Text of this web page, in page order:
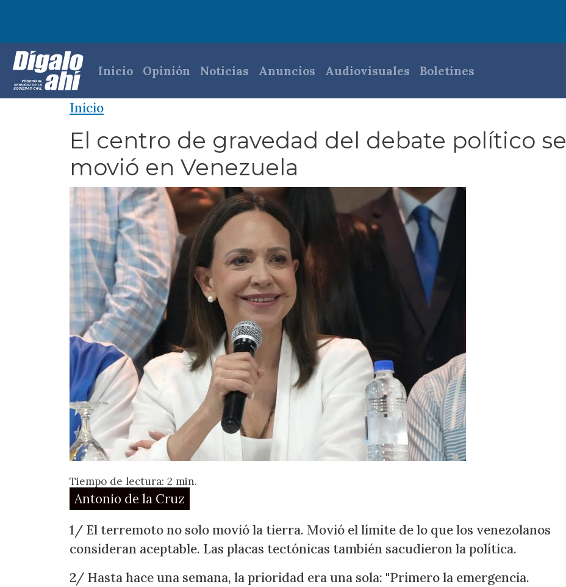
Navegación principal
Inicio Opinión Noticias Anuncios Audiovisuales Boletines
Inicio
El centro de gravedad del debate político se
movió en Venezuela
Tiempo de lectura: 2 min.
Antonio de la Cruz
1/ El terremoto no solo movió la tierra. Movió el límite de lo que los venezolanos
consideran aceptable. Las placas tectónicas también sacudieron la política.
2/ Hasta hace una semana, la prioridad era una sola: "Primero la emergencia.